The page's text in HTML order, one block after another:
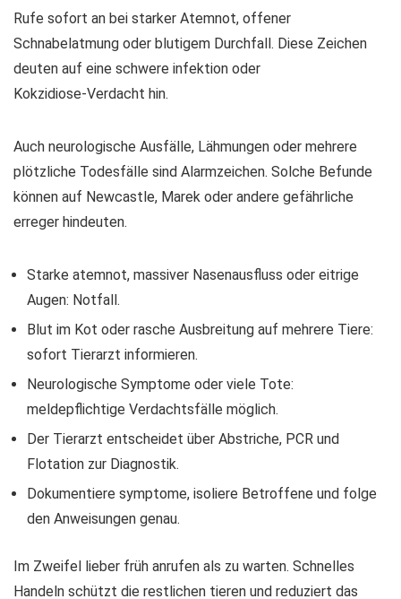
Rufe sofort an bei starker Atemnot, offener
Schnabelatmung oder blutigem Durchfall. Diese Zeichen
deuten auf eine schwere infektion oder
Kokzidiose‑Verdacht hin.
Auch neurologische Ausfälle, Lähmungen oder mehrere
plötzliche Todesfälle sind Alarmzeichen. Solche Befunde
können auf Newcastle, Marek oder andere gefährliche
erreger hindeuten.
Starke atemnot, massiver Nasenausfluss oder eitrige
Augen: Notfall.
Blut im Kot oder rasche Ausbreitung auf mehrere Tiere:
sofort Tierarzt informieren.
Neurologische Symptome oder viele Tote:
meldepflichtige Verdachtsfälle möglich.
Der Tierarzt entscheidet über Abstriche, PCR und
Flotation zur Diagnostik.
Dokumentiere symptome, isoliere Betroffene und folge
den Anweisungen genau.
Im Zweifel lieber früh anrufen als zu warten. Schnelles
Handeln schützt die restlichen tieren und reduziert das